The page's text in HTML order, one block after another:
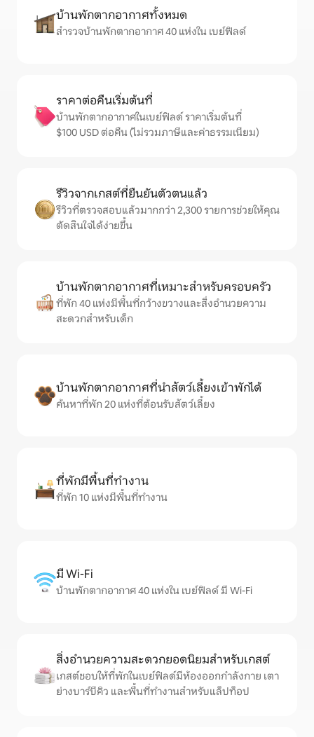
บ้านพักตากอากาศทั้งหมด
สำรวจบ้านพักตากอากาศ 40 แห่งใน เบย์ฟิลด์
ราคาต่อคืนเริ่มต้นที่
บ้านพักตากอากาศในเบย์ฟิลด์ ราคาเริ่มต้นที่
$100 USD ต่อคืน (ไม่รวมภาษีและค่าธรรมเนียม)
รีวิวจากเกสต์ที่ยืนยันตัวตนแล้ว
รีวิวที่ตรวจสอบแล้วมากกว่า 2,300 รายการช่วยให้คุณ
ตัดสินใจได้ง่ายขึ้น
บ้านพักตากอากาศที่เหมาะสำหรับครอบครัว
ที่พัก 40 แห่งมีพื้นที่กว้างขวางและสิ่งอำนวยความ
สะดวกสำหรับเด็ก
บ้านพักตากอากาศที่นำสัตว์เลี้ยงเข้าพักได้
ค้นหาที่พัก 20 แห่งที่ต้อนรับสัตว์เลี้ยง
ที่พักมีพื้นที่ทำงาน
ที่พัก 10 แห่งมีพื้นที่ทำงาน
มี Wi-Fi
บ้านพักตากอากาศ 40 แห่งใน เบย์ฟิลด์ มี Wi-Fi
สิ่งอำนวยความสะดวกยอดนิยมสำหรับเกสต์
เกสต์ชอบให้ที่พักในเบย์ฟิลด์มีห้องออกกำลังกาย เตา
ย่างบาร์บีคิว และพื้นที่ทำงานสำหรับแล็ปท็อป